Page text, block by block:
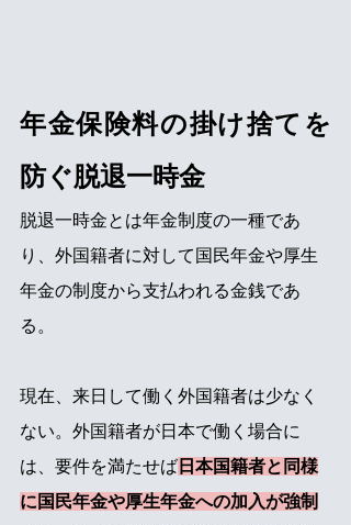
年金保険料の掛け捨てを
防ぐ脱退一時金
脱退一時金とは年金制度の一種であ
り、外国籍者に対して国民年金や厚生
年金の制度から支払われる金銭であ
る。
現在、来日して働く外国籍者は少なく
ない。外国籍者が日本で働く場合に
は、要件を満たせば 日本国籍者と同様
に国民年金や厚生年金への加入が強制